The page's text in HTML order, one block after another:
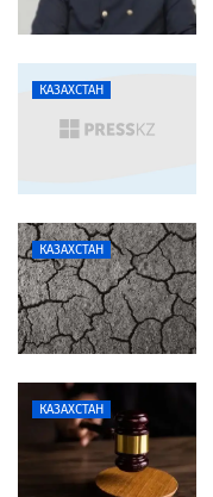
КАЗАХСТАН
КАЗАХСТАН
КАЗАХСТАН